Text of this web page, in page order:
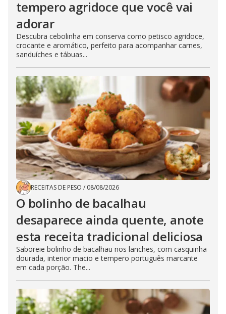
tempero agridoce que você vai
adorar
Descubra cebolinha em conserva como petisco agridoce,
crocante e aromático, perfeito para acompanhar carnes,
sanduíches e tábuas...
RECEITAS DE PESO / 08/08/2026
O bolinho de bacalhau
desaparece ainda quente, anote
esta receita tradicional deliciosa
Saboreie bolinho de bacalhau nos lanches, com casquinha
dourada, interior macio e tempero português marcante
em cada porção. The...